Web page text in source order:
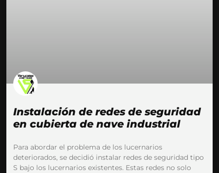
Instalación de redes de seguridad
en cubierta de nave industrial
Para abordar el problema de los lucernarios
deteriorados, se decidió instalar redes de seguridad tipo
S bajo los lucernarios existentes. Estas redes no solo